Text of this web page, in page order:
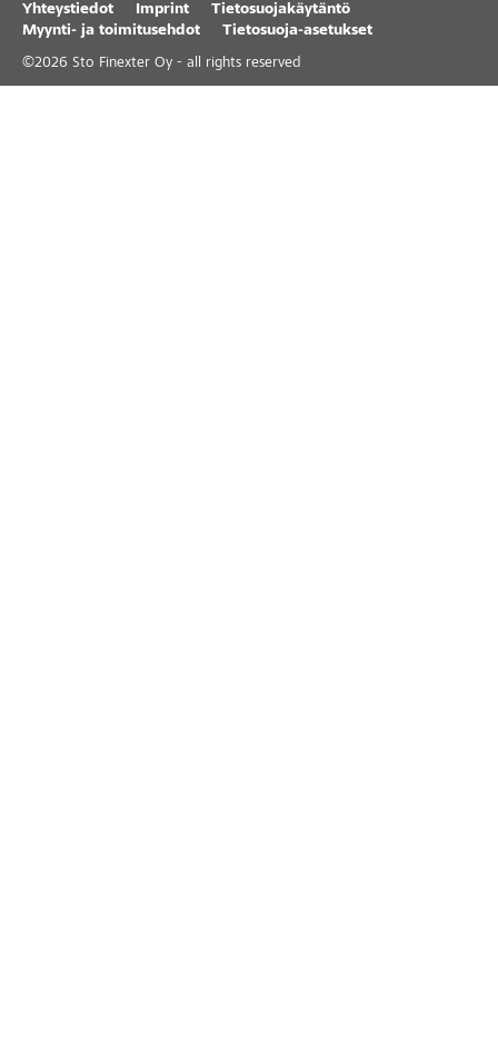
Yhteystiedot Imprint
Tietosuojakäytäntö
Myynti- ja toimitusehdot
Tietosuoja-asetukset
©2026 Sto Finexter Oy - all rights reserved